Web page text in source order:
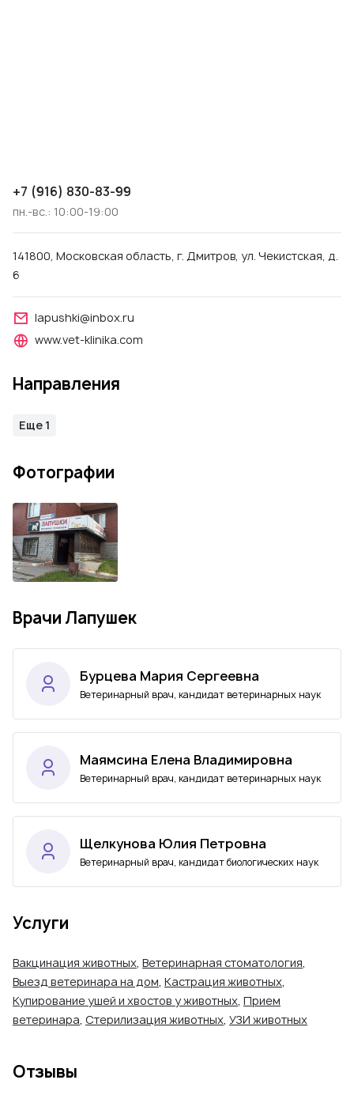
+7 (916) 830-83-99
пн.-вс.: 10:00-19:00
141800, Московская область, г. Дмитров, ул. Чекистская, д.
6
lapushki@inbox.ru
www.vet-klinika.com
Направления
Еще 1
Фотографии
Врачи Лапушек
Бурцева Мария Сергеевна
Ветеринарный врач, кандидат ветеринарных наук
Маямсина Елена Владимировна
Ветеринарный врач, кандидат ветеринарных наук
Щелкунова Юлия Петровна
Ветеринарный врач, кандидат биологических наук
Услуги
Вакцинация животных, Ветеринарная стоматология,
Выезд ветеринара на дом, Кастрация животных,
Купирование ушей и хвостов у животных, Прием
ветеринара, Стерилизация животных, УЗИ животных
Отзывы